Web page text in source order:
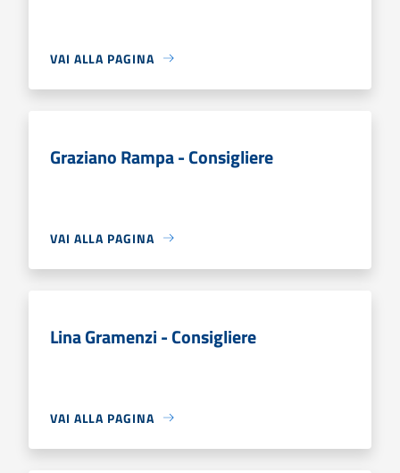
VAI ALLA PAGINA
Graziano Rampa - Consigliere
VAI ALLA PAGINA
Lina Gramenzi - Consigliere
VAI ALLA PAGINA